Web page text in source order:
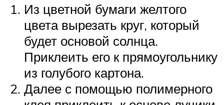
Из цветной бумаги желтого
цвета вырезать круг, который
будет основой солнца.
Приклеить его к прямоугольнику
из голубого картона.
Далее с помощью полимерного